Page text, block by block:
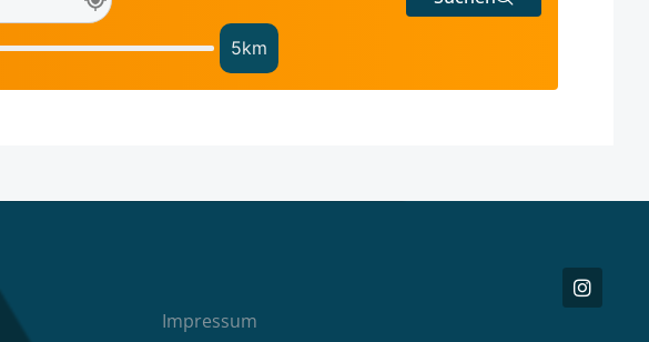
5km
Impressum